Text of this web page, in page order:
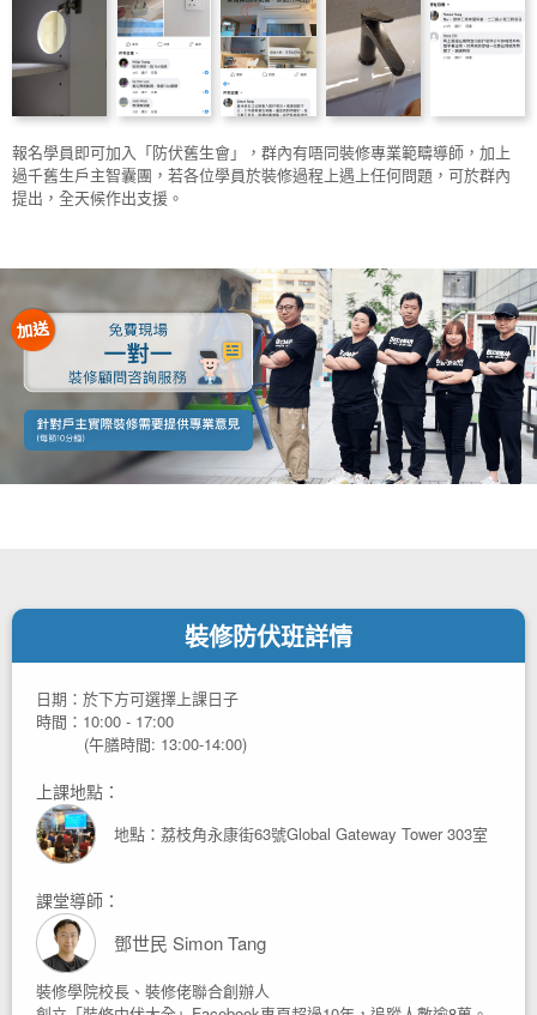
報名學員即可加入「防伏舊生會」，群內有唔同裝修專業範疇導師，加上
過千舊生戶主智囊團，若各位學員於裝修過程上遇上任何問題，可於群內
提出，全天候作出支援。
裝修防伏班詳情
日期： 於下方可選擇上課日子
時間： 10:00 - 17:00
(午膳時間: 13:00-14:00)
上課地點：
地點：荔枝角永康街63號Global Gateway Tower 303室
課堂導師：
鄧世民 Simon Tang
裝修學院校長、裝修佬聯合創辦人